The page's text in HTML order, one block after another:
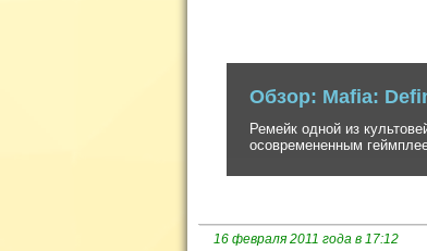
Обзор: Ghost of
Невероятно стильный, но до
создателей серии inFamous.
16 февраля 2011 года в 17:12